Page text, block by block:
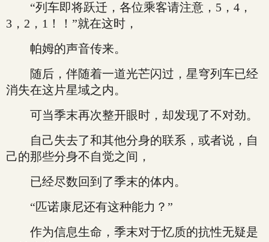
“列车即将跃迁，各位乘客请注意，5，4，
3，2，1！！”就在这时，
帕姆的声音传来。
随后，伴随着一道光芒闪过，星穹列车已经
消失在这片星域之内。
可当季末再次整开眼时，却发现了不对劲。
自己失去了和其他分身的联系，或者说，自
己的那些分身不自觉之间，
已经尽数回到了季末的体内。
“匹诺康尼还有这种能力？”
作为信息生命，季末对于忆质的抗性无疑是